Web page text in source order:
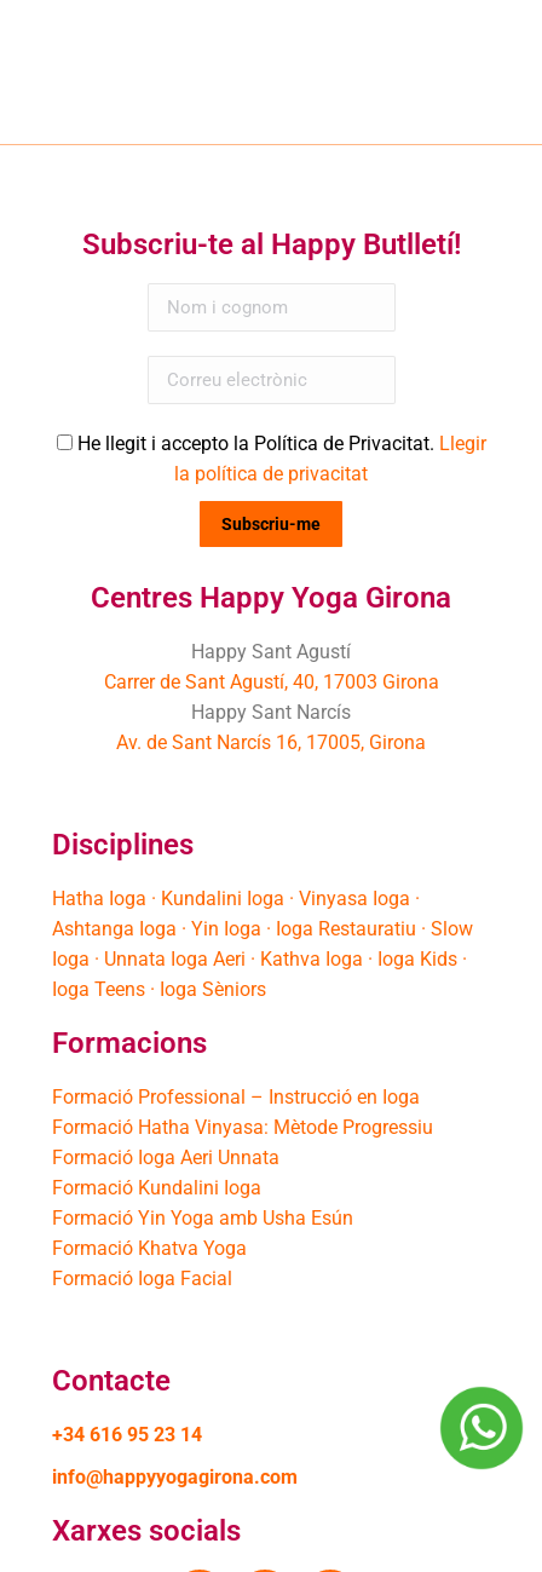
Subscriu-te al Happy Butlletí!
He llegit i accepto la Política de Privacitat. Llegir
la política de privacitat
Centres Happy Yoga Girona
Happy Sant Agustí
Carrer de Sant Agustí, 40, 17003 Girona
Happy Sant Narcís
Av. de Sant Narcís 16, 17005, Girona
Disciplines
Hatha Ioga · Kundalini Ioga · Vinyasa Ioga ·
Ashtanga Ioga · Yin Ioga · Ioga Restauratiu · Slow
Ioga · Unnata Ioga Aeri · Kathva Ioga · Ioga Kids ·
Ioga Teens · Ioga Sèniors
Formacions
Formació Professional – Instrucció en Ioga
Formació Hatha Vinyasa: Mètode Progressiu
Formació Ioga Aeri Unnata
Formació Kundalini Ioga
Formació Yin Yoga amb Usha Esún
Formació Khatva Yoga
Formació Ioga Facial
Contacte
+34 616 95 23 14
info@happyyogagirona.com
Xarxes socials